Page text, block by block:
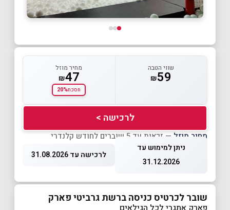
שווי הטבה
₪59
מחיר מוזל
₪47
חסכת20%
לרכישה >
מחיר מוזל — זכאות עד 5 שוברים לחודש קלנדרי
ניתן למימוש עד
31.12.2026
לרכישה עד 31.08.2026
שובר לכרטיס כניסה ברשת גרביטי פארק